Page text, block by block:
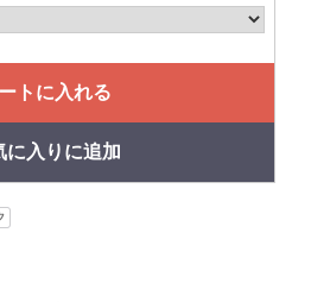
トに入れる
に入りに追加